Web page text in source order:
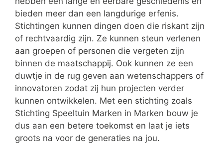
bieden meer dan een langdurige erfenis.
Stichtingen kunnen dingen doen die riskant zijn
of rechtvaardig zijn. Ze kunnen steun verlenen
aan groepen of personen die vergeten zijn
binnen de maatschappij. Ook kunnen ze een
duwtje in de rug geven aan wetenschappers of
innovatoren zodat zij hun projecten verder
kunnen ontwikkelen. Met een stichting zoals
Stichting Speeltuin Marken in Marken bouw je
dus aan een betere toekomst en laat je iets
groots na voor de generaties na jou.